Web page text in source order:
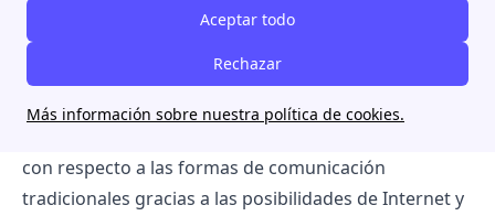
Aceptar todo
Rechazar
Más información sobre nuestra política de cookies.
[intro title="Resumen:"] Te contamos por qué los
videojuegos son clave para la nueva manera de
socializar en la nueva normalidad post confinamiento
y qué papel cumplen en el desarrollo de las
con respecto a las formas de comunicación
tradicionales gracias a las posibilidades de Internet y